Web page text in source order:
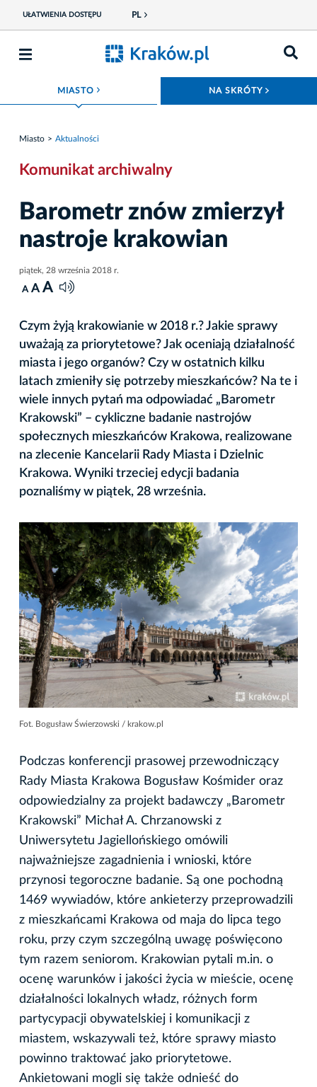
UŁATWIENIA DOSTĘPU PL
MIASTO ROZWIŃ MENU NA SKRÓTY
Miasto Aktualności
Komunikat archiwalny
Barometr znów zmierzył
nastroje krakowian
piątek, 28 września 2018 r.
A A A
Czym żyją krakowianie w 2018 r.? Jakie sprawy
uważają za priorytetowe? Jak oceniają działalność
miasta i jego organów? Czy w ostatnich kilku
latach zmieniły się potrzeby mieszkańców? Na te i
wiele innych pytań ma odpowiadać „Barometr
Krakowski” – cykliczne badanie nastrojów
społecznych mieszkańców Krakowa, realizowane
na zlecenie Kancelarii Rady Miasta i Dzielnic
Krakowa. Wyniki trzeciej edycji badania
poznaliśmy w piątek, 28 września.
Fot. Bogusław Świerzowski / krakow.pl
Podczas konferencji prasowej przewodniczący
Rady Miasta Krakowa Bogusław Kośmider oraz
odpowiedzialny za projekt badawczy „Barometr
Krakowski” Michał A. Chrzanowski z
Uniwersytetu Jagiellońskiego omówili
najważniejsze zagadnienia i wnioski, które
przynosi tegoroczne badanie. Są one pochodną
1469 wywiadów, które ankieterzy przeprowadzili
z mieszkańcami Krakowa od maja do lipca tego
roku, przy czym szczególną uwagę poświęcono
tym razem seniorom. Krakowian pytali m.in. o
ocenę warunków i jakości życia w mieście, ocenę
działalności lokalnych władz, różnych form
partycypacji obywatelskiej i komunikacji z
miastem, wskazywali też, które sprawy miasto
powinno traktować jako priorytetowe.
Ankietowani mogli się także odnieść do